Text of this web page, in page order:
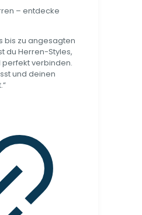
– entdecke
bis zu angesagten
du Herren-Styles,
perfekt verbinden.
und deinen